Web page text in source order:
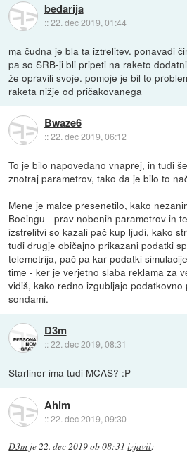
bedarija
::22. dec 2019, 01:44
ma čudna je bla ta iztrelitev. ponavadi
pa so SRB-ji bli pripeti na raketo
že opravili svoje. pomoje je bil to
raketa nižje od pričakovanega
Bwaze6
::22. dec 2019, 06:12
To je bilo napovedano vnaprej, in tudi
znotraj parametrov, tako da je bilo to
Mene je malce presenetilo, kako
Boeingu - prav nobenih parametrov in
izstrelitvi so kazali pač kup ljudi, kako
tudi drugje običajno prikazani podatki
telemetrija, pač pa kar podatki
time - ker je verjetno slaba reklama za
vidiš, kako redno izgubljajo podatkovno
sondami.
D3m
::22. dec 2019, 08:31
Starliner ima tudi MCAS? :P
Ahim
::22. dec 2019, 09:30
D3m je22. dec 2019 ob 08:31 izjavil: